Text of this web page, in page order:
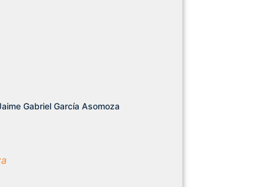
Gabriel García Asomoza